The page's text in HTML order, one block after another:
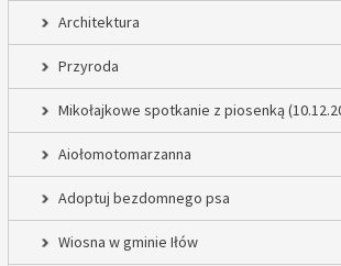
Architektura
Przyroda
Mikołajkowe spotkanie z piosenką
Aiołomotomarzanna
Adoptuj bezdomnego psa
Wiosna w gminie Iłów